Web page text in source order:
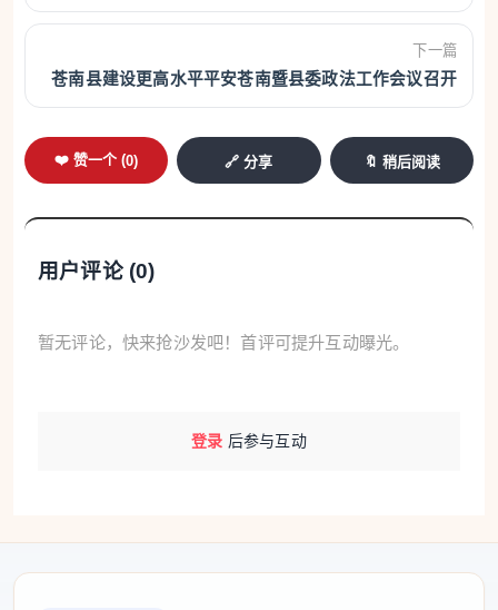
在浙江凯迪仕实业有限公司，刘云峰详细了解其
智能锁产品研发、市场布局及全产业链发展情况。作
为全球领先的高端智能锁品牌，凯迪仕深耕智能安防
领域，以科技创新引领行业发展，产品畅销全球多个
国家和地区。企业负责人对瓯海区暖心的政策支持、
贴心的政务服务点赞，直言在瓯海发展“幸福感满
希望凯迪仕继续加大科研投入，抢占行业技术高地；
浙江佰通防腐设备有限公司专注于防腐蚀领域产
下一篇
苍南县建设更高水平平安苍南暨县委政法工作会议召开
❤️ 赞一个 (0) 🔗 分享 🔖 稍后阅读
用户评论 (0)
暂无评论，快来抢沙发吧！首评可提升互动曝光。
登录 后参与互动